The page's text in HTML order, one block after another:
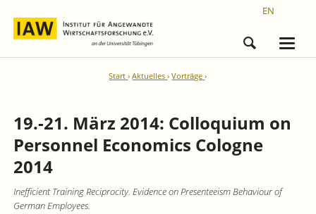
EN
Start Aktuelles Vorträge
19.-21. März 2014: Colloquium on
Personnel Economics Cologne
2014
Inefficient Training Reciprocity. Evidence on Presenteeism Behaviour of
German Employees.